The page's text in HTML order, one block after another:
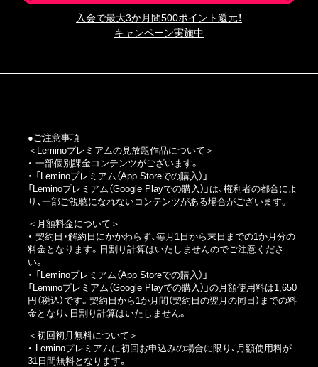
入会で最大3か月間500ポイント還元！
キャンペーン実施中
●ご注意事項
＜Leminoプレミアムの見放題作品について＞
・ 一部個別課金コンテンツがございます。
・ 「Leminoプレミアム（App Storeでの購入）」
「Leminoプレミアム（Google Playでの購入）」 は、権利者の都合によ
り、一部ご視聴になれないコンテンツがある場合がございます。
＜月額料金について＞
・ 契約日・解約日にかかわらず、毎月1日から末日までの1か月分の
料金となります。日割り計算はいたしませんのでご注意くださ
い。
・ 「Leminoプレミアム（App Storeでの購入）」
「Leminoプレミアム（Google Playでの購入）」の月額使用料は1,650
円（税込）です。契約日から1か月間（契約日の翌月の同日）までの料
金となり、日割り計算はいたしません。
＜初回初月無料について＞
・ Leminoプレミアムに初回お申込みの場合に限り、月額使用料が
31日間無料となります。